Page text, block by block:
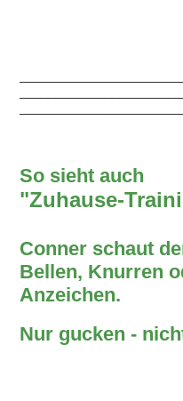
So sieht auch
"Zuhause-
Conner schaut
Bellen, Knurren
Anzeichen.
Nur gucken -